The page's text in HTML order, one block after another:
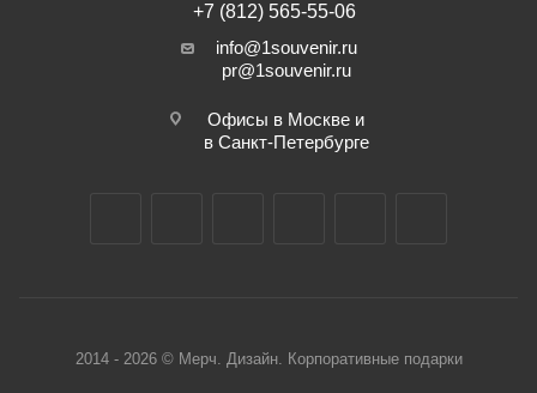
+7 (812) 565-55-06
info@1souvenir.ru
pr@1souvenir.ru
Офисы в Москве и
в Санкт-Петербурге
2014 - 2026 © Мерч. Дизайн. Корпоративные подарки